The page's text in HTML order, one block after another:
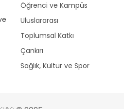
Öğrenci ve Kampüs
Uluslararası
Toplumsal Katkı
Çankırı
Sağlık, Kültür ve Spor